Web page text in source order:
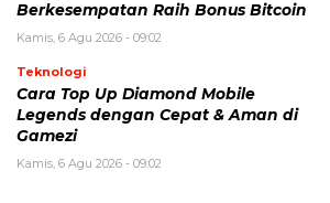
Berkesempatan Raih Bonus Bitcoin
Kamis, 6 Agu 2026 - 09:02
Teknologi
Cara Top Up Diamond Mobile
Legends dengan Cepat & Aman di
Gamezi
Kamis, 6 Agu 2026 - 09:02